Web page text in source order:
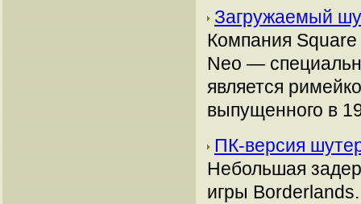
Загружаемый
Компания
Neo —
является
выпущенного в
ПК-версия
Небольшая
игры